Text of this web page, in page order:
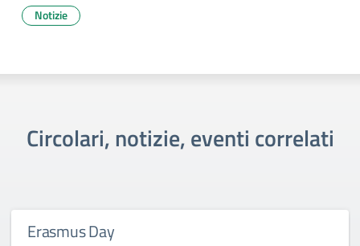
Notizie
Circolari, notizie, eventi correlati
Erasmus Day